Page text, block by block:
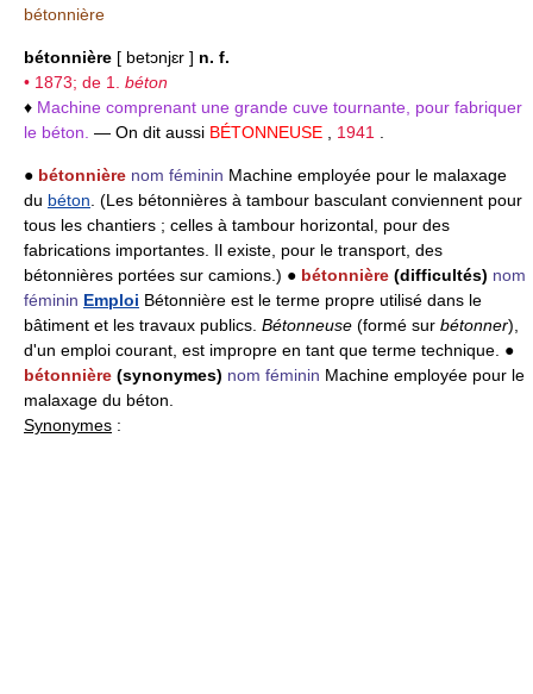
bétonnière
bétonnière [ betɔnjɛr ] n. f.
• 1873; de 1. béton
♦ Machine comprenant une grande cuve tournante, pour fabriquer
le béton. — On dit aussi BÉTONNEUSE 1941
● bétonnière nom féminin Machine employée pour le malaxage
du béton . (Les bétonnières à tambour basculant conviennent pour
tous les chantiers ; celles à tambour horizontal, pour des
fabrications importantes. Il existe, pour le transport, des
bétonnières portées sur camions.) ● bétonnière (difficultés) nom
féminin Emploi Bétonnière est le terme propre utilisé dans le
bâtiment et les travaux publics. Bétonneuse (formé sur bétonner),
d'un emploi courant, est impropre en tant que terme technique. ●
bétonnière (synonymes) nom féminin Machine employée pour le
malaxage du béton.
Synonymes :